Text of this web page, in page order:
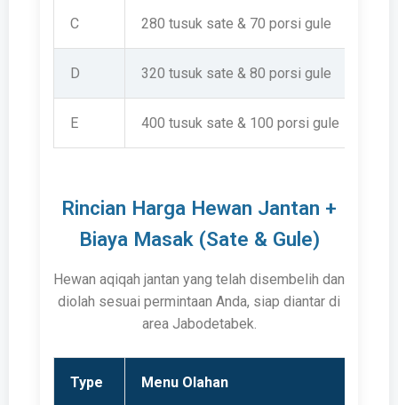
C 280 tusuk sate & 70 porsi gule
D 320 tusuk sate & 80 porsi gule
E 400 tusuk sate & 100 porsi gule
Rincian Harga Hewan Jantan +
Biaya Masak (Sate & Gule)
Hewan aqiqah jantan yang telah disembelih dan
diolah sesuai permintaan Anda, siap diantar di
area Jabodetabek.
Type Menu Olahan